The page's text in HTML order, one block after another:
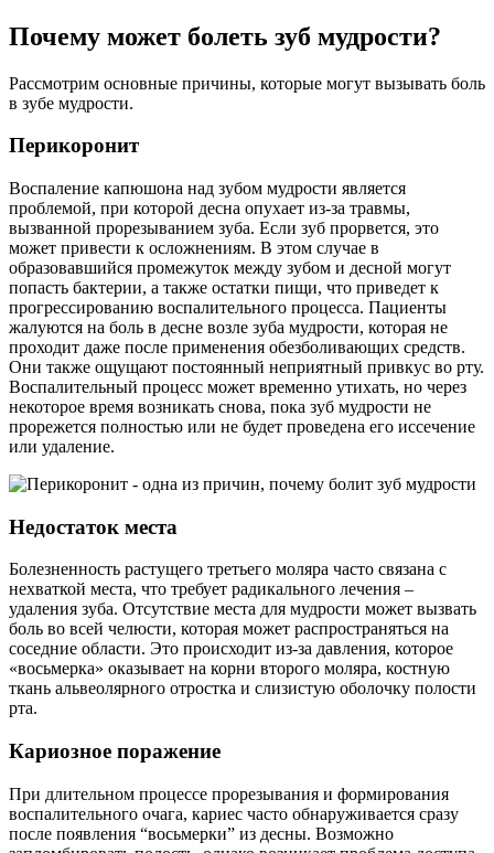
Почему может болеть зуб мудрости?
Рассмотрим основные причины, которые могут вызывать боль
в зубе мудрости.
Перикоронит
Воспаление капюшона над зубом мудрости является
проблемой, при которой десна опухает из-за травмы,
вызванной прорезыванием зуба. Если зуб прорвется, это
может привести к осложнениям. В этом случае в
образовавшийся промежуток между зубом и десной могут
попасть бактерии, а также остатки пищи, что приведет к
прогрессированию воспалительного процесса. Пациенты
жалуются на боль в десне возле зуба мудрости, которая не
проходит даже после применения обезболивающих средств.
Они также ощущают постоянный неприятный привкус во рту.
Воспалительный процесс может временно утихать, но через
некоторое время возникать снова, пока зуб мудрости не
прорежется полностью или не будет проведена его иссечение
или удаление.
Недостаток места
Болезненность растущего третьего моляра часто связана с
нехваткой места, что требует радикального лечения –
удаления зуба. Отсутствие места для мудрости может вызвать
боль во всей челюсти, которая может распространяться на
соседние области. Это происходит из-за давления, которое
«восьмерка» оказывает на корни второго моляра, костную
ткань альвеолярного отростка и слизистую оболочку полости
рта.
Кариозное поражение
При длительном процессе прорезывания и формирования
воспалительного очага, кариес часто обнаруживается сразу
после появления “восьмерки” из десны. Возможно